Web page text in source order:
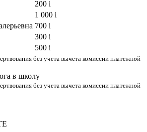
200 i
1 000 i
700 i
300 i
500 i
без учета вычета комиссии платежной
в школу
без учета вычета комиссии платежной